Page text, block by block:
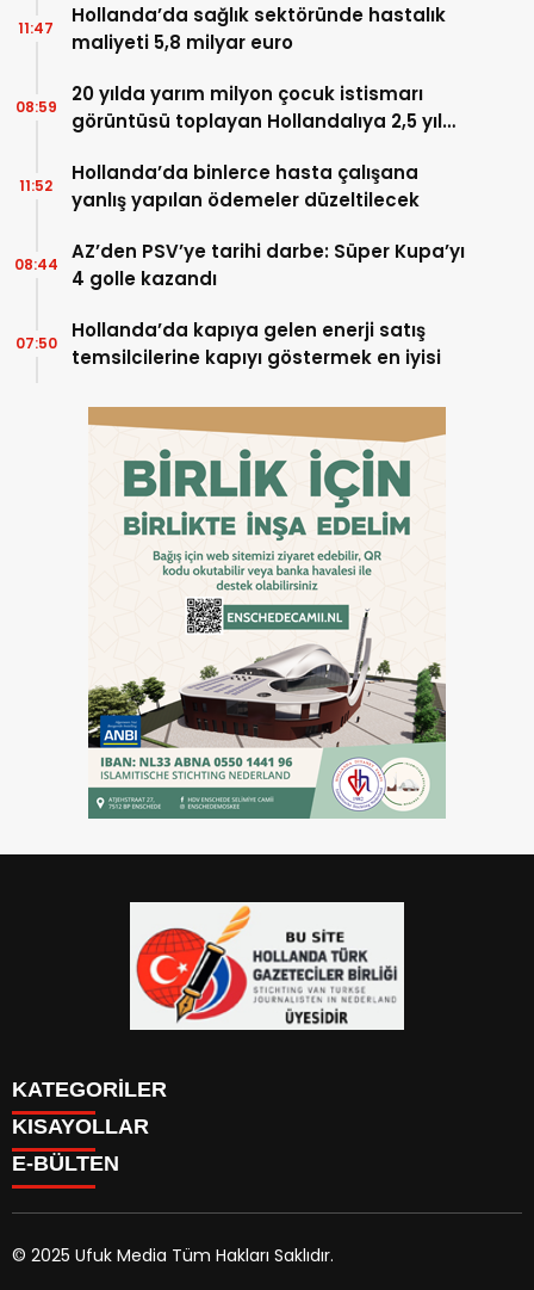
Hollanda’da sağlık sektöründe hastalık
maliyeti 5,8 milyar euro
11:47
20 yılda yarım milyon çocuk istismarı
görüntüsü toplayan Hollandalıya 2,5 yıl
08:59
Hollanda’da binlerce hasta çalışana
yanlış yapılan ödemeler düzeltilecek
11:52
AZ’den PSV’ye tarihi darbe: Süper Kupa’yı
4 golle kazandı
08:44
Hollanda’da kapıya gelen enerji satış
temsilcilerine kapıyı göstermek en iyisi
07:50
KATEGORİLER
YAZARLAR
PUAN DURUMU
HAVA DURUMU
KISAYOLLAR
KAYIT OL
GİRİŞ YAP
KÜNYE
E-BÜLTEN
© 2025 Ufuk Media Tüm Hakları Saklıdır.